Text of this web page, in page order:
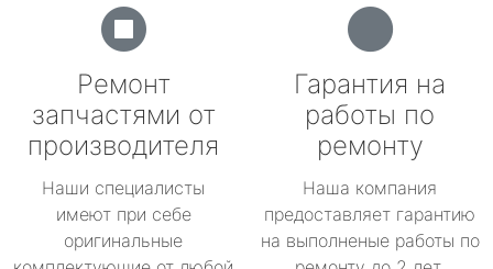
Ремонт
запчастями от
производителя
Наши специалисты
имеют при себе
оригинальные
Гарантия на
работы по
ремонту
Наша компания
предоставляет гарантию
на выполненые работы по